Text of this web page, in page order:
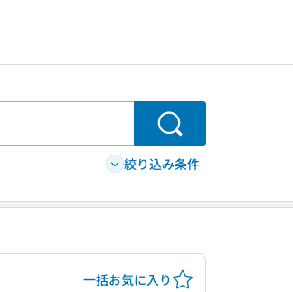
検索
絞り込み条件
一括お気に入り